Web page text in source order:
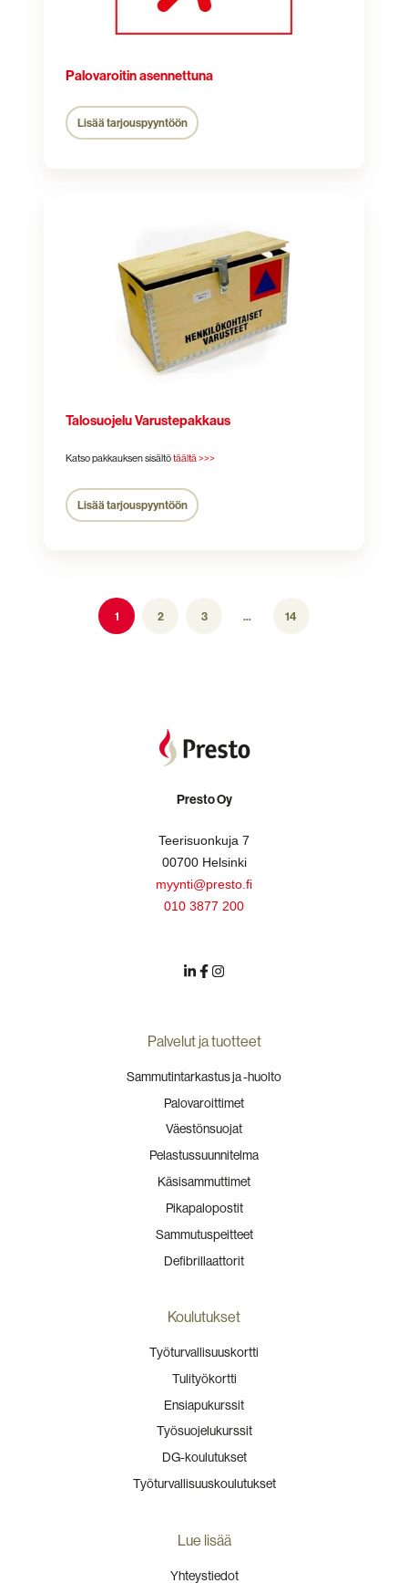
Palovaroitin asennettuna
Lisää tarjouspyyntöön
Talosuojelu Varustepakkaus
Katso pakkauksen sisältötäältä >>>
Lisää tarjouspyyntöön
1 2 3 ... 14
Presto Oy
Teerisuonkuja 7
00700 Helsinki
myynti@presto.fi
010 3877 200
Palvelut ja tuotteet
Sammutintarkastus ja -huolto
Palovaroittimet
Väestönsuojat
Pelastussuunnitelma
Käsisammuttimet
Pikapalopostit
Sammutuspeitteet
Defibrillaattorit
Koulutukset
Työturvallisuuskortti
Tulityökortti
Ensiapukurssit
Työsuojelukurssit
DG-koulutukset
Työturvallisuuskoulutukset
Lue lisää
Yhteystiedot